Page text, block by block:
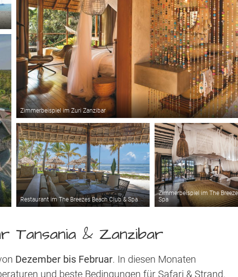
Zimmerbeispiel im Zuri Zanzibar
Restaurant im The Breezes Beach Club & Spa
Zimmerbeispiel im The
Spa
Tansania & Zanzibar
Dezember bis Februar. In diesen Monaten
und beste Bedingungen für Safari & Strand.